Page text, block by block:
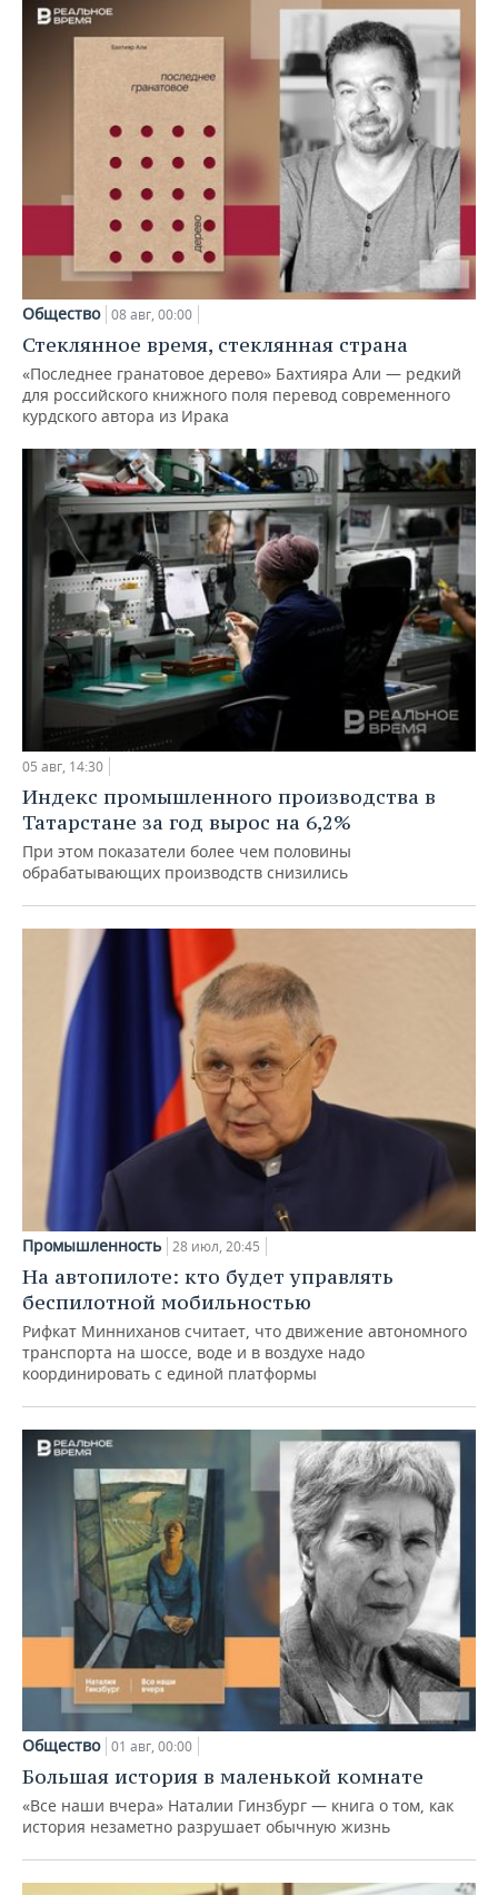
Общество 08 авг, 00:00
Стеклянное время, стеклянная страна
«Последнее гранатовое дерево» Бахтияра Али — редкий
для российского книжного поля перевод современного
курдского автора из Ирака
05 авг, 14:30
Индекс промышленного производства в
Татарстане за год вырос на 6,2%
При этом показатели более чем половины
обрабатывающих производств снизились
Промышленность 28 июл, 20:45
На автопилоте: кто будет управлять
беспилотной мобильностью
Рифкат Минниханов считает, что движение автономного
транспорта на шоссе, воде и в воздухе надо
координировать с единой платформы
Общество 01 авг, 00:00
Большая история в маленькой комнате
«Все наши вчера» Наталии Гинзбург — книга о том, как
история незаметно разрушает обычную жизнь